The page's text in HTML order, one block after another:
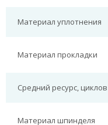
Материал уплотнения
Материал прокладки
Средний ресурс, циклов
Материал шпинделя